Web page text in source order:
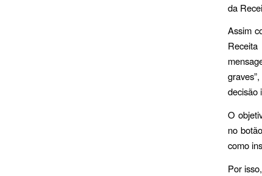
da
Assim
decisão
O
no
como
Por